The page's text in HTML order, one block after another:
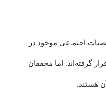
اجتماعی موجود در
گرفته‌اند. اما محققان
هستند.